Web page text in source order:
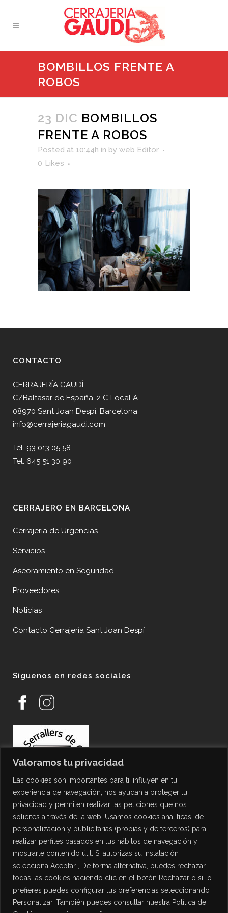
Valoramos tu privacidad
Las cookies son importantes para ti, influyen en tu
experiencia de navegación, nos ayudan a proteger tu
privacidad y permiten realizar las peticiones que nos
solicites a través de la web. Usamos cookies analíticas, de
personalización y publicitarias (propias y de terceros) para
realizar perfiles basados en tus hábitos de navegación y
mostrarte contenido útil. Si autorizas su instalación
selecciona Aceptar , De forma alternativa, puedes rechazar
todas las cookies haciendo clic en el botón Rechazar o si lo
prefieres puedes configurar tus preferencias seleccionando
Personalizar. También puedes consultar nuestra Política de
BOMBILLOS FRENTE A
ROBOS
23 DIC BOMBILLOS
FRENTE A ROBOS
Posted at 10:44h in by web Editor
0 Likes
CONTACTO
CERRAJERÍA GAUDÍ
C/Baltasar de España, 2 C Local A
08970 Sant Joan Despí, Barcelona
info@cerrajeriagaudi.com
Tel. 93 013 05 58
Tel. 645 51 30 90
CERRAJERO EN BARCELONA
Cerrajería de Urgencias
Servicios
Aseoramiento en Seguridad
Proveedores
Noticias
Contacto Cerrajería Sant Joan Despí
Síguenos en redes sociales
PROTECCIÓN DE DATOS
Política de Privacidad
Política de Cookies
Aviso Legal